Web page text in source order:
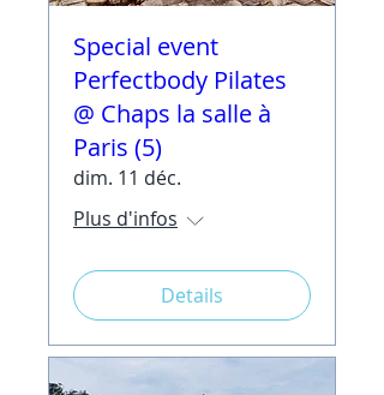
Special event
Perfectbody Pilates
@ Chaps la salle à
Paris (5)
dim. 11 déc.
Plus d'infos
Details